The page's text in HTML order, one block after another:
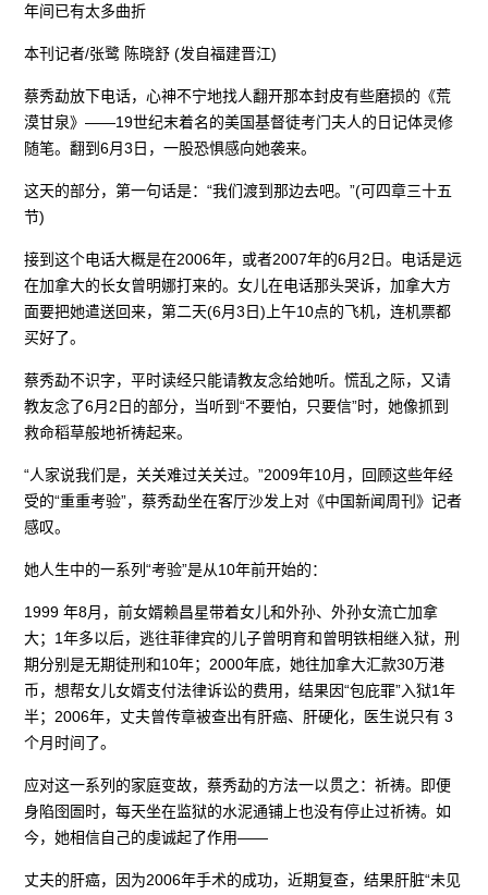
年间已有太多曲折
本刊记者/张鹭 陈晓舒 (发自福建晋江)
蔡秀勐放下电话，心神不宁地找人翻开那本封皮有些磨损的《荒
漠甘泉》——19世纪末着名的美国基督徒考门夫人的日记体灵修
随笔。翻到6月3日，一股恐惧感向她袭来。
这天的部分，第一句话是：“我们渡到那边去吧。”(可四章三十五
节)
接到这个电话大概是在2006年，或者2007年的6月2日。电话是远
在加拿大的长女曾明娜打来的。女儿在电话那头哭诉，加拿大方
面要把她遣送回来，第二天(6月3日)上午10点的飞机，连机票都
买好了。
蔡秀勐不识字，平时读经只能请教友念给她听。慌乱之际，又请
教友念了6月2日的部分，当听到“不要怕，只要信”时，她像抓到
救命稻草般地祈祷起来。
“人家说我们是，关关难过关关过。”2009年10月，回顾这些年经
受的“重重考验”，蔡秀勐坐在客厅沙发上对《中国新闻周刊》记者
感叹。
她人生中的一系列“考验”是从10年前开始的：
1999 年8月，前女婿赖昌星带着女儿和外孙、外孙女流亡加拿
大；1年多以后，逃往菲律宾的儿子曾明育和曾明铁相继入狱，刑
期分别是无期徒刑和10年；2000年底，她往加拿大汇款30万港
币，想帮女儿女婿支付法律诉讼的费用，结果因“包庇罪”入狱1年
半；2006年，丈夫曾传章被查出有肝癌、肝硬化，医生说只有 3
个月时间了。
应对这一系列的家庭变故，蔡秀勐的方法一以贯之：祈祷。即便
身陷囹圄时，每天坐在监狱的水泥通铺上也没有停止过祈祷。如
今，她相信自己的虔诚起了作用——
丈夫的肝癌，因为2006年手术的成功，近期复查，结果肝脏“未见